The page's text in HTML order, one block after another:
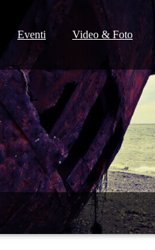
Eventi Video & Foto